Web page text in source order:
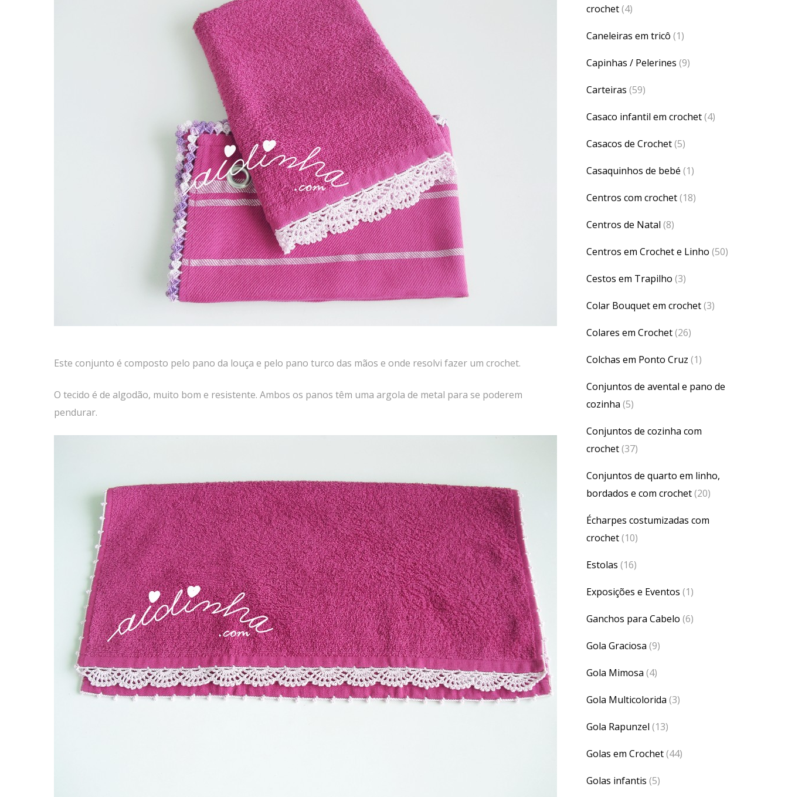
Este conjunto é composto pelo pano da louça e pelo pano turco das mãos e onde resolvi fazer um crochet.
O tecido é de algodão, muito bom e resistente. Ambos os panos têm uma argola de metal para se poderem
pendurar.
crochet(4)
Caneleiras em tricô (1)
Capinhas / Pelerines (9)
Carteiras (59)
Casaco infantil em crochet(4)
Casacos de Crochet(5)
Casaquinhos de bebé (1)
Centros com crochet(18)
Centros de Natal (8)
Centros em Crochet e Linho (50)
Cestos em Trapilho (3)
Colar Bouquet em crochet(3)
Colares em Crochet(26)
Colchas em Ponto Cruz (1)
Conjuntos de avental e pano de
cozinha (5)
Conjuntos de cozinha com
crochet(37)
Conjuntos de quarto em linho,
bordados e com crochet(20)
Écharpes costumizadas com
crochet(10)
Estolas (16)
Exposições e Eventos (1)
Ganchos para Cabelo (6)
Gola Graciosa (9)
Gola Mimosa (4)
Gola Multicolorida (3)
Gola Rapunzel (13)
Golas em Crochet(44)
Golas infantis (5)